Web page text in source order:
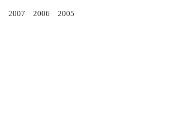
2007 2006
2005